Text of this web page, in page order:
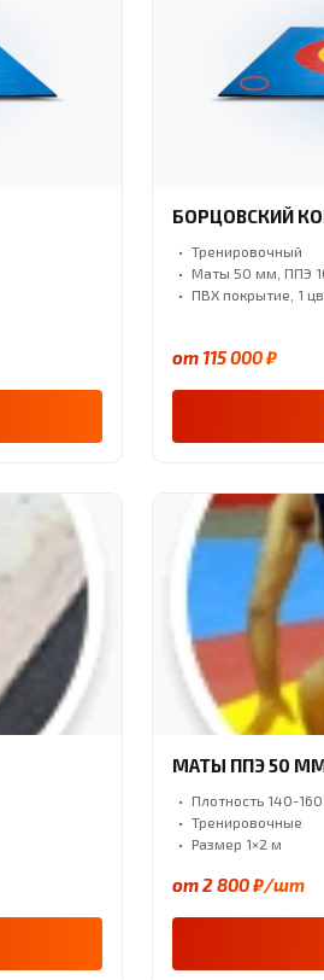
БОРЦОВСКИЙ
Тренировочный
Маты 50 мм, ППЭ
ПВХ покрытие, 1
от 115 000 ₽
МАТЫ ППЭ 50
Плотность 140-
Тренировочные
Размер 1×2 м
от 2 800 ₽/шт